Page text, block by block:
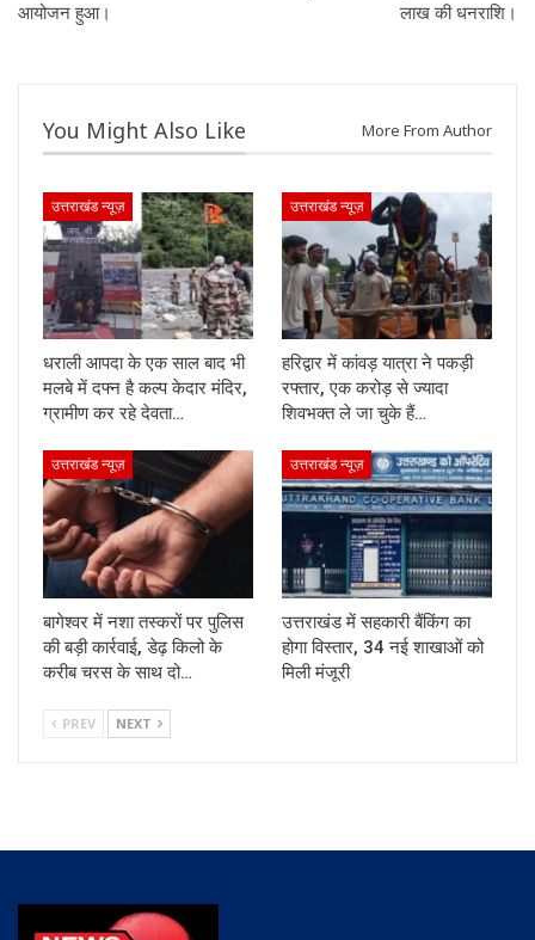
आयोजन हुआ।
लाख की धनराशि।
You Might Also Like More From Author
उत्तराखंड न्यूज़
धराली आपदा के एक साल बाद भी
मलबे में दफ्न है कल्प केदार मंदिर,
ग्रामीण कर रहे देवता…
उत्तराखंड न्यूज़
हरिद्वार में कांवड़ यात्रा ने पकड़ी
रफ्तार, एक करोड़ से ज्यादा
शिवभक्त ले जा चुके हैं…
उत्तराखंड न्यूज़
बागेश्वर में नशा तस्करों पर पुलिस
की बड़ी कार्रवाई, डेढ़ किलो के
करीब चरस के साथ दो…
उत्तराखंड न्यूज़
उत्तराखंड में सहकारी बैंकिंग का
होगा विस्तार, 34 नई शाखाओं को
मिली मंजूरी
PREV NEXT